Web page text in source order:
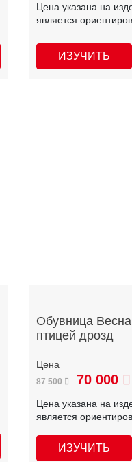
Цена указана на
является
ИЗУЧИТЬ
Обувница
птицей дрозд
87 500 70 000
Цена указана на
является
ИЗУЧИТЬ